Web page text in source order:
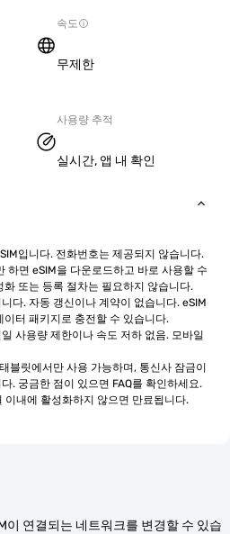
속도
무제한
사용량 추적
실시간, 앱 내 확인
입니다. 전화번호는 제공되지 않습니다.
하면 eSIM을 다운로드하고 바로 사용할 수
화 또는 등록 절차는 필요하지 않습니다.
다. 자동 갱신이나 계약이 없습니다. eSIM
이터 패키지로 충전할 수 있습니다.
사용량 제한이나 속도 저하 없음. 모바일
블릿에서만 사용 가능하며, 통신사 잠금이
. 궁금한 점이 있으면 FAQ를 확인하세요.
이내에 활성화하지 않으면 만료됩니다.
연결되는 네트워크를 변경할 수 있습